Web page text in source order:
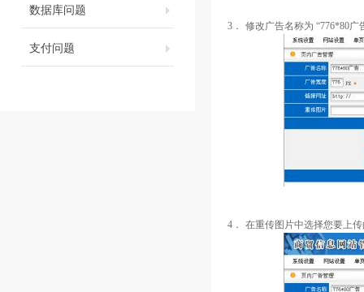
数据库问题
支付问题
3． 修改广告名称为 “776*80广
4． 在重传图片中选择您要上